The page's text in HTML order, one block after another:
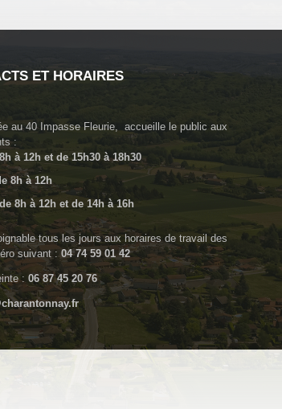
ET HORAIRES
au40 Impasse Fleurie, accueille le public aux
:
à 12h et de 15h30 à 18h30
8h à 12h
8h à 12h et de 14h à 16h
tous les jours aux horaires de travail des
suivant : 04 74 59 01 42
: 06 87 45 20 76